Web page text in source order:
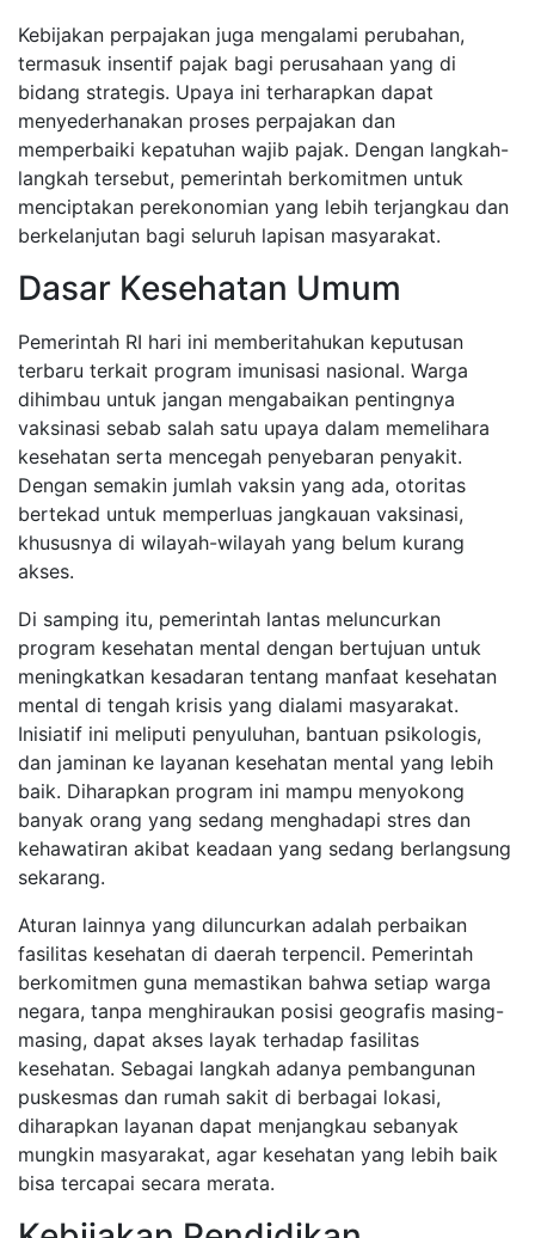
Kebijakan perpajakan juga mengalami perubahan,
termasuk insentif pajak bagi perusahaan yang di
bidang strategis. Upaya ini terharapkan dapat
menyederhanakan proses perpajakan dan
memperbaiki kepatuhan wajib pajak. Dengan langkah-
langkah tersebut, pemerintah berkomitmen untuk
menciptakan perekonomian yang lebih terjangkau dan
berkelanjutan bagi seluruh lapisan masyarakat.
Dasar Kesehatan Umum
Pemerintah RI hari ini memberitahukan keputusan
terbaru terkait program imunisasi nasional. Warga
dihimbau untuk jangan mengabaikan pentingnya
vaksinasi sebab salah satu upaya dalam memelihara
kesehatan serta mencegah penyebaran penyakit.
Dengan semakin jumlah vaksin yang ada, otoritas
bertekad untuk memperluas jangkauan vaksinasi,
khususnya di wilayah-wilayah yang belum kurang
akses.
Di samping itu, pemerintah lantas meluncurkan
program kesehatan mental dengan bertujuan untuk
meningkatkan kesadaran tentang manfaat kesehatan
mental di tengah krisis yang dialami masyarakat.
Inisiatif ini meliputi penyuluhan, bantuan psikologis,
dan jaminan ke layanan kesehatan mental yang lebih
baik. Diharapkan program ini mampu menyokong
banyak orang yang sedang menghadapi stres dan
kehawatiran akibat keadaan yang sedang berlangsung
sekarang.
Aturan lainnya yang diluncurkan adalah perbaikan
fasilitas kesehatan di daerah terpencil. Pemerintah
berkomitmen guna memastikan bahwa setiap warga
negara, tanpa menghiraukan posisi geografis masing-
masing, dapat akses layak terhadap fasilitas
kesehatan. Sebagai langkah adanya pembangunan
puskesmas dan rumah sakit di berbagai lokasi,
diharapkan layanan dapat menjangkau sebanyak
mungkin masyarakat, agar kesehatan yang lebih baik
bisa tercapai secara merata.